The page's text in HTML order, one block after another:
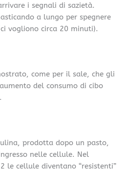
i segnali di sazietà.
a lungo per spegnere
vogliono circa 20 minuti).
come per il sale, che gli
del consumo di cibo
prodotta dopo un pasto,
nelle cellule. Nel
le cellule diventano “resistenti”